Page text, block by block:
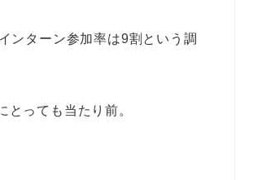
ンターン参加率は9割という調
っても当たり前。